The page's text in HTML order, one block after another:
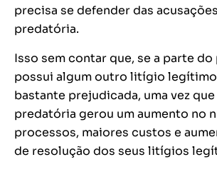
precisa se defender das
predatória.
Isso sem contar que, se a parte
possui algum outro litígio
bastante prejudicada, uma vez
predatória gerou um aumento no
processos, maiores custos e
de resolução dos seus litígios